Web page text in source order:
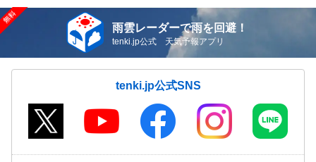
雨雲レーダーで雨を回避！
tenki.jp公式 天気予報アプリ
tenki.jp公式SNS